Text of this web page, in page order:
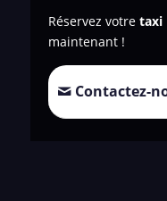
Réservez votre taxi
maintenant !
Contactez-